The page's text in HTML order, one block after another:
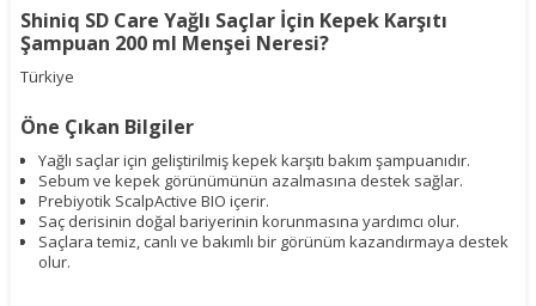
Shiniq SD Care Yağlı Saçlar İçin Kepek Karşıtı
Şampuan 200 ml Menşei Neresi?
Türkiye
Öne Çıkan Bilgiler
Yağlı saçlar için geliştirilmiş kepek karşıtı bakım şampuanıdır.
Sebum ve kepek görünümünün azalmasına destek sağlar.
Prebiyotik ScalpActive BIO içerir.
Saç derisinin doğal bariyerinin korunmasına yardımcı olur.
Saçlara temiz, canlı ve bakımlı bir görünüm kazandırmaya destek
olur.